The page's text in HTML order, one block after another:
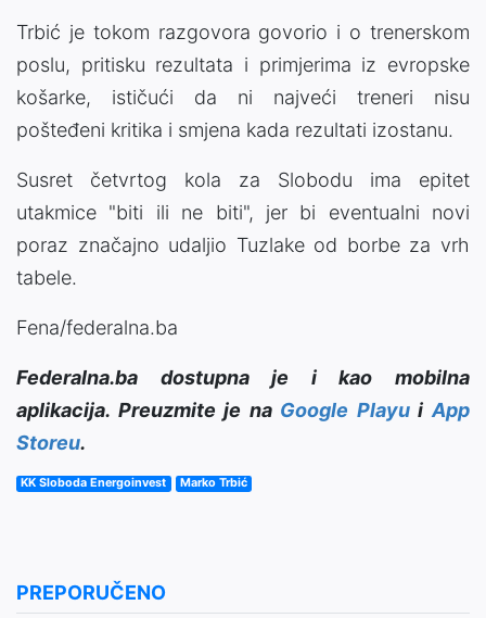
Trbić je tokom razgovora govorio i o trenerskom
poslu, pritisku rezultata i primjerima iz evropske
košarke, ističući da ni najveći treneri nisu
pošteđeni kritika i smjena kada rezultati izostanu.
Susret četvrtog kola za Slobodu ima epitet
utakmice "biti ili ne biti", jer bi eventualni novi
poraz značajno udaljio Tuzlake od borbe za vrh
tabele.
Fena/federalna.ba
Federalna.ba dostupna je i kao mobilna
aplikacija. Preuzmite je na Google PlayuiApp
Storeu.
KK Sloboda Energoinvest Marko Trbić
PREPORUČENO